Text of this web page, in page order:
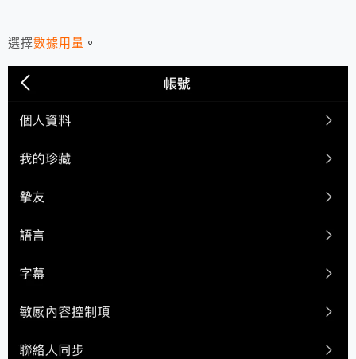
選擇數據用量 。